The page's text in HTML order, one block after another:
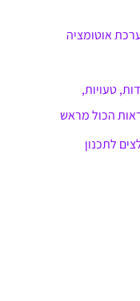
אוטומציה
לבד ב-2026: מידות, טעויות,
כלים מומלצים לתכנון